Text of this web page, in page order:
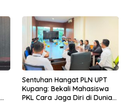
Sentuhan Hangat PLN UPT
Kupang: Bekali Mahasiswa
PKL Cara Jaga Diri di Dunia